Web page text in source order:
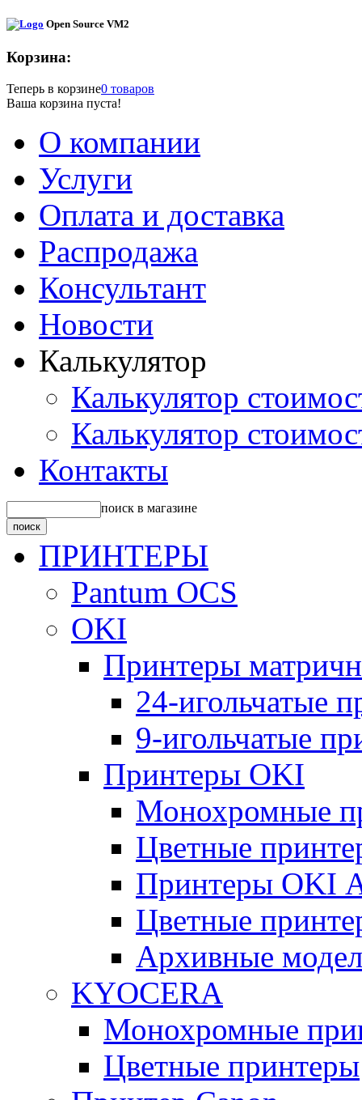
Open Source VM2
Корзина:
Теперь в корзине0 товаров
Ваша корзина пуста!
О компании
Услуги
Оплата и доставка
Распродажа
Консультант
Новости
Калькулятор
Калькулятор
Калькулятор
Контакты
поиск в магазине
ПРИНТЕРЫ
Pantum OCS
OKI
Принтеры
24-игольчатые
9-игольчатые
Принтеры OKI
Монохромные
Цветные
Принтеры OKI
Цветные
Архивные
KYOCERA
Монохромные
Цветные принтеры